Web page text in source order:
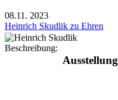
08.11. 2023
Heinrich Skudlik zu Ehren
Beschreibung:
Ausstellung